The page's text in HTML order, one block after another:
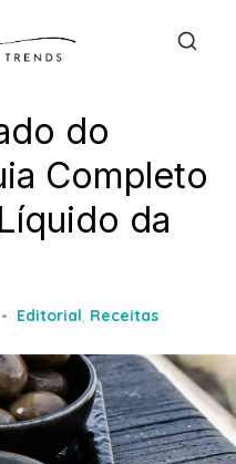
do
Completo
da
Editorial, Receitas